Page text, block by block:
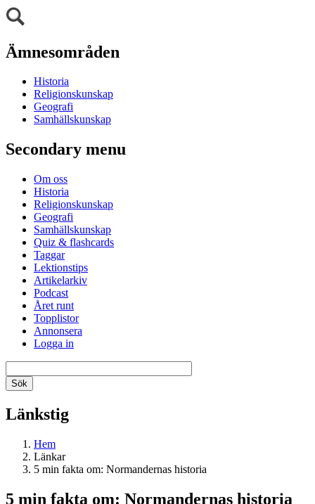
Ämnesområden
Historia
Religionskunskap
Geografi
Samhällskunskap
Secondary menu
Om oss
Historia
Religionskunskap
Geografi
Samhällskunskap
Quiz & flashcards
Taggar
Lektionstips
Artikelarkiv
Podcast
Året runt
Topplistor
Annonsera
Logga in
Länkstig
Hem
Länkar
5 min fakta om: Normandernas historia
5 min fakta om: Normandernas historia